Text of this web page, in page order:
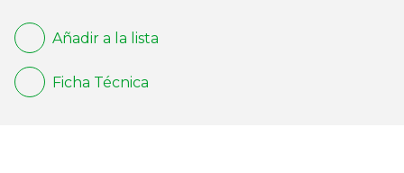
Añadir a la lista
Ficha Técnica